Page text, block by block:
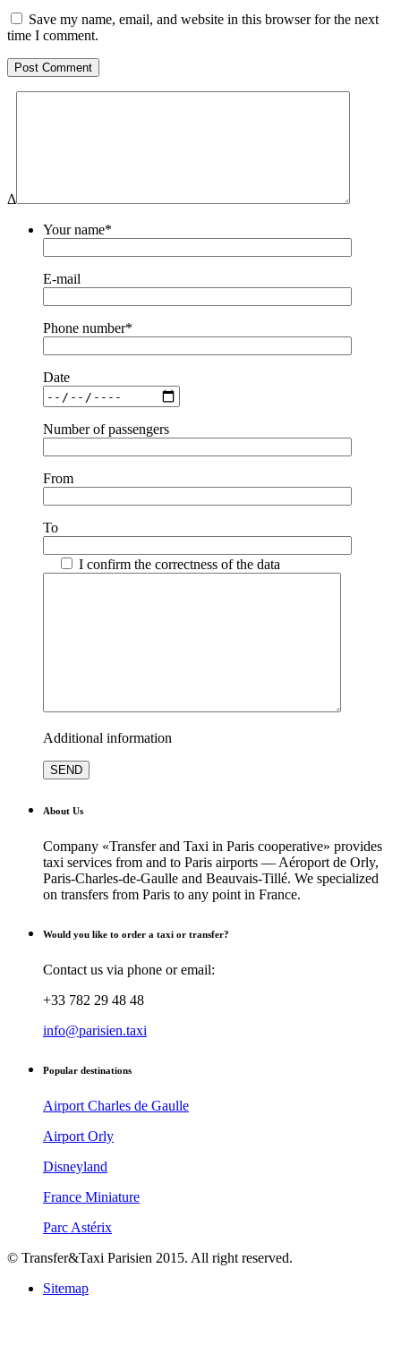
Save my name, email, and website in this browser for the next
time I comment.
Δ
Your name*
E-mail
Phone number*
Date
Number of passengers
From
To
I confirm the correctness of the data
Additional information
About Us
Company «Transfer and Taxi in Paris cooperative» provides
taxi services from and to Paris airports — Aéroport de Orly,
Paris-Charles-de-Gaulle and Beauvais-Tillé. We specialized
on transfers from Paris to any point in France.
Would you like to order a taxi or transfer?
Contact us via phone or email:
+33 782 29 48 48
info@parisien.taxi
Popular destinations
Airport Charles de Gaulle
Airport Orly
Disneyland
France Miniature
Parc Astérix
© Transfer&Taxi Parisien 2015. All right reserved.
Sitemap